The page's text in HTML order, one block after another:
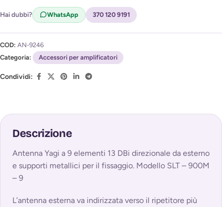
l'avviso di disponibilità (
Privacy Policy)
Hai dubbi? WhatsApp 370 120 9191
COD: AN-9246
Categoria:
Accessori per amplificatori
Condividi:
Descrizione
Antenna Yagi a 9 elementi 13 DBi direzionale da esterno
e supporti metallici per il fissaggio. Modello SLT – 900M
– 9
L’antenna esterna va indirizzata verso il ripetitore più